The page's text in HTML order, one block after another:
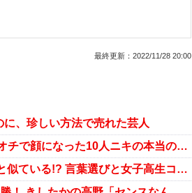
最終更新： 2022/11/28 20:00
、珍しい方法で売れた芸人
朝倉未来「BreakingDown」で、強烈なフリオチで顔になった10人ニキの本当のおもしろさ
ビスケットブラザーズはキングオブコメディと似ている!? 言葉選びと女子高生コント